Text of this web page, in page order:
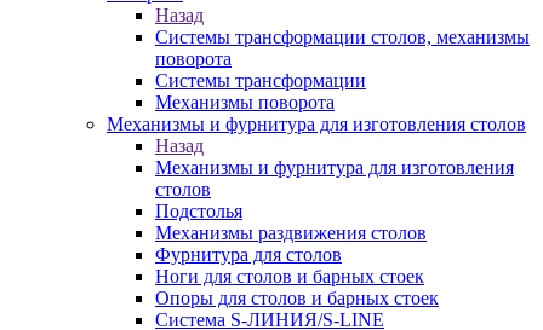
Назад
Системы трансформации столов, механизмы
поворота
Системы трансформации
Механизмы поворота
Механизмы и фурнитура для изготовления столов
Назад
Механизмы и фурнитура для изготовления
столов
Подстолья
Механизмы раздвижения столов
Фурнитура для столов
Ноги для столов и барных стоек
Опоры для столов и барных стоек
Система S-ЛИНИЯ/S-LINE